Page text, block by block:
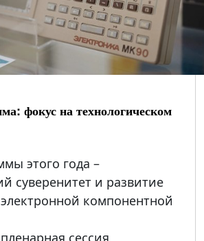
фокус на технологическом
этого года –
суверенитет и развитие
компонентной
сессия